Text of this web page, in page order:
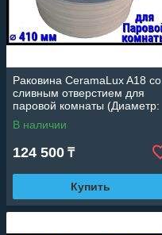
Раковина CeramaLux A18 со
сливным отверстием для
паровой комнаты (Диаметр:
410 мм)
В наличии
124 500 ₸
Купить